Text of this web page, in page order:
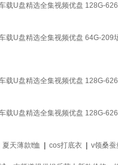
载U盘精选全集视频优盘 128G-
载U盘精选全集视频优盘 64G-209
载U盘精选全集视频优盘 128G-
载U盘精选全集视频优盘 128G-
夏天薄款t恤 cos打底衣 v领桑蚕